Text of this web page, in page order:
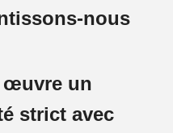
nous
œuvre un
strict avec